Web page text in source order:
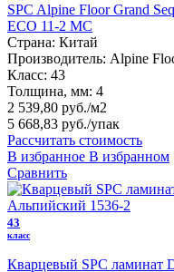
SPC Alpine Floor Grand
ECO 11-2 MC
Страна: Китай
Производитель: Alpine
Класс: 43
Толщина, мм: 4
2 539,80 руб./м2
5 668,83 руб./упак
Рассчитать стоимость
В избранное В избранном
Сравнить
43
класс
Кварцевый SPC ламинат